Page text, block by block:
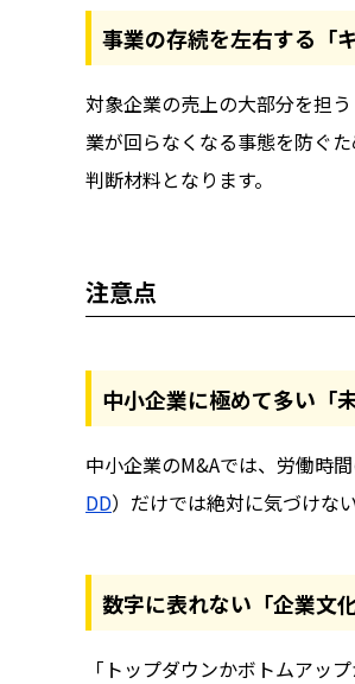
事業の存続を左右する「
対象企業の売上の大部分を担
業が回らなくなる事態を防ぐ
判断材料となります。
注意点
中小企業に極めて多い「
中小企業のM&Aでは、労働時
DD）だけでは絶対に気づけな
数字に表れない「企業文
「トップダウンかボトムアッ